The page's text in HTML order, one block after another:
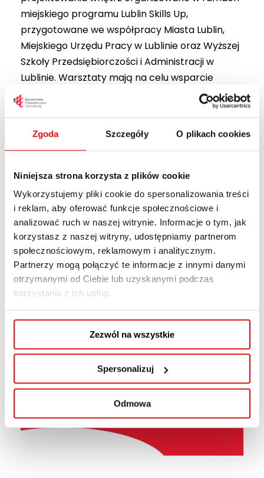
Zgoda Szczegóły O plikach cookies
Niniejsza strona korzysta z plików cookie
Wykorzystujemy pliki cookie do spersonalizowania treści
i reklam, aby oferować funkcje społecznościowe i
analizować ruch w naszej witrynie. Informacje o tym, jak
korzystasz z naszej witryny, udostępniamy partnerom
społecznościowym, reklamowym i analitycznym.
Partnerzy mogą połączyć te informacje z innymi danymi
otrzymanymi od Ciebie lub uzyskanymi podczas
korzystania z ich usług.
Zezwól na wszystkie
Spersonalizuj
Odmowa
miejskiego programu Lublin Skills Up,
przygotowane we współpracy Miasta Lublin,
Miejskiego Urzędu Pracy w Lublinie oraz Wyższej
Szkoły Przedsiębiorczości i Administracji w
Lublinie. Warsztaty mają na celu wsparcie
kobiet w rozwijaniu kompetencji zawodowych
oraz przybliżenie możliwości pracy w zawodzie